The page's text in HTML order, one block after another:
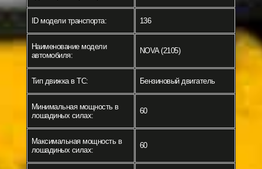
ID модели транспорта: 136
Наименование модели
автомобиля:
NOVA (2105)
Тип движка в ТС: Бензиновый двигатель
Минимальная мощность в
лошадиных силах:
60
Максимальная мощность в
лошадиных силах:
60